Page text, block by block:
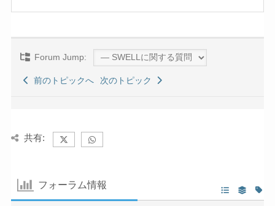
Forum Jump:
前のトピックへ 次のトピック
共有:
フォーラム情報